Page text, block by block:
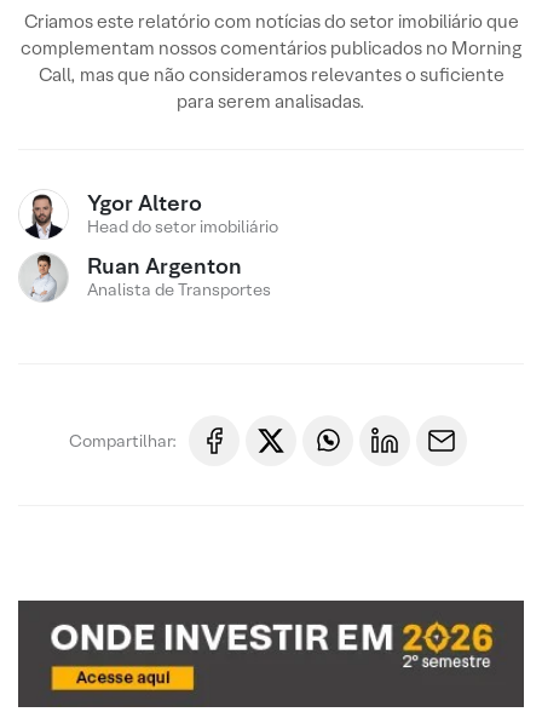
Criamos este relatório com notícias do setor imobiliário que
complementam nossos comentários publicados no Morning
Call, mas que não consideramos relevantes o suficiente
para serem analisadas.
Ygor Altero
Head do setor imobiliário
Ruan Argenton
Analista de Transportes
Compartilhar: